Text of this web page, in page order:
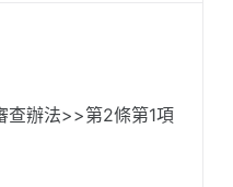
查辦法>>第2條第1項